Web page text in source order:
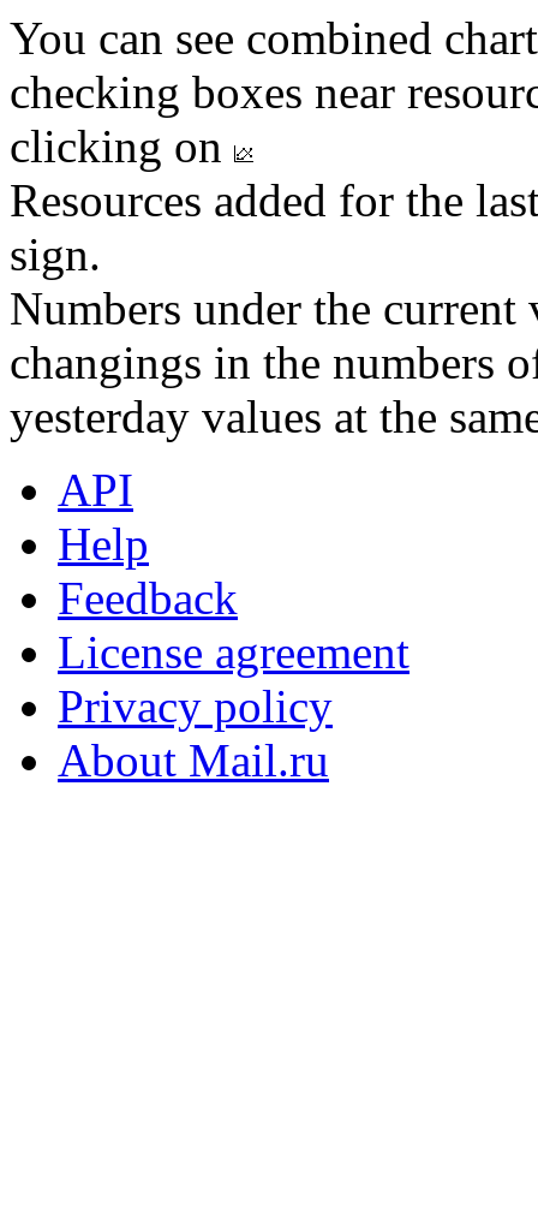
You can see combined
checking boxes near
clicking on
Resources added for the
sign.
Numbers under the
changings in the numbers
yesterday values at the
API
Help
Feedback
License agreement
Privacy policy
About Mail.ru